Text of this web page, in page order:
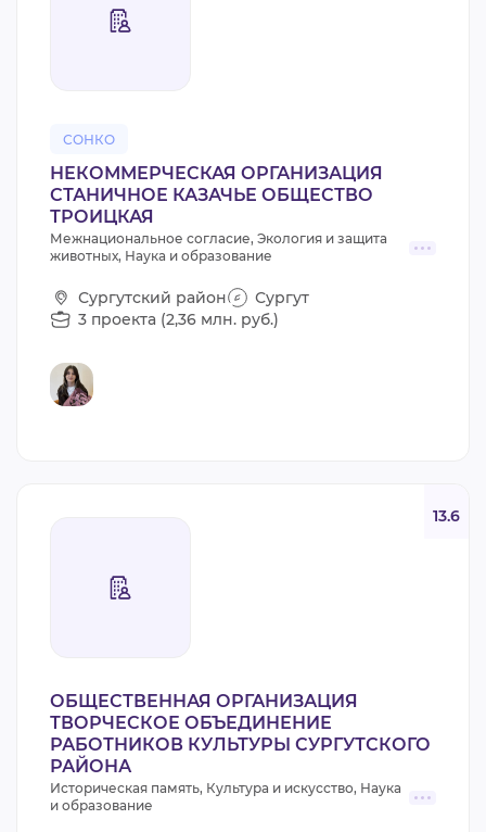
СОНКО
НЕКОММЕРЧЕСКАЯ ОРГАНИЗАЦИЯ
СТАНИЧНОЕ КАЗАЧЬЕ ОБЩЕСТВО
ТРОИЦКАЯ
Межнациональное согласие, Экология и защита
животных, Наука и образование
Сургутский район
Сургут
3 проекта (2,36 млн. руб.)
13.6
ОБЩЕСТВЕННАЯ ОРГАНИЗАЦИЯ
ТВОРЧЕСКОЕ ОБЪЕДИНЕНИЕ
РАБОТНИКОВ КУЛЬТУРЫ СУРГУТСКОГО
РАЙОНА
Историческая память, Культура и искусство, Наука
и образование